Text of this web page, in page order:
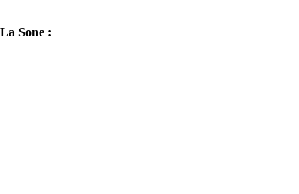
La Sone :